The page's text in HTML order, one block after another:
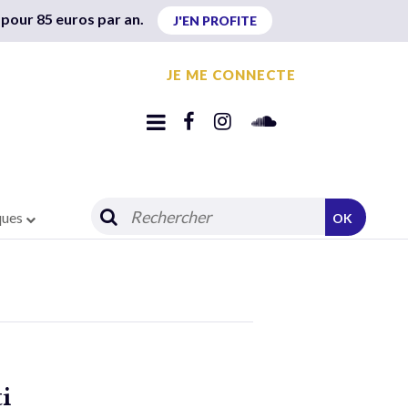
85 euros par an. J'EN PROFITE
JE ME CONNECTE
OK